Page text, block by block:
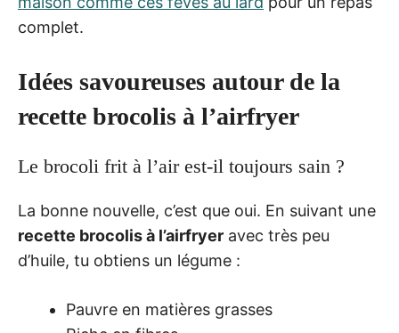
complet.
Idées savoureuses autour de la
recette brocolis à l’airfryer
Le brocoli frit à l’air est-il toujours sain ?
La bonne nouvelle, c’est que oui. En suivant une
recette brocolis à l’airfryer avec très peu
d’huile, tu obtiens un légume :
Pauvre en matières grasses